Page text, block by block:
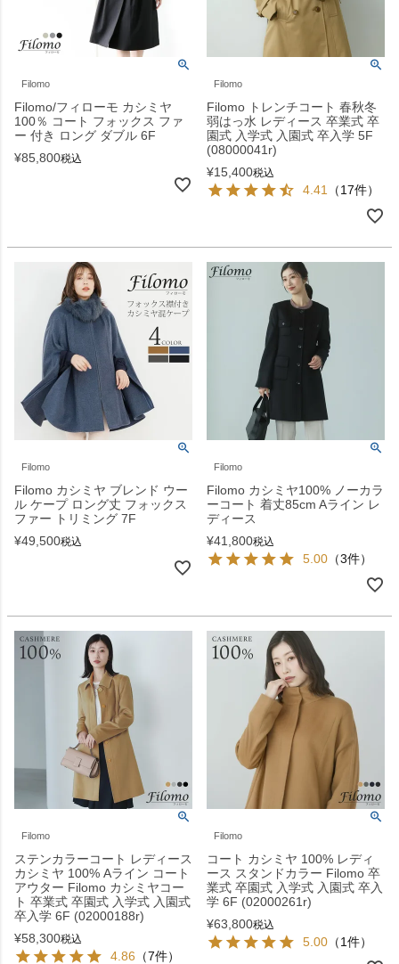
Filomo
Filomo/フィローモ カシミヤ
100％ コート フォックス ファ
ー 付き ロング ダブル 6F
¥85,800税込
Filomo
Filomo トレンチコート 春秋冬
弱はっ水 レディース 卒業式 卒
園式 入学式 入園式 卒入学 5F
(08000041r)
¥15,400税込
4.41 （17件）
Filomo
Filomo カシミヤ ブレンド ウー
ル ケープ ロング丈 フォックス
ファー トリミング 7F
¥49,500税込
Filomo
Filomo カシミヤ100% ノーカラ
ーコート 着丈85cm Aライン レ
ディース
¥41,800税込
5.00 （3件）
Filomo
ステンカラーコート レディース
カシミヤ 100% Aライン コート
アウター Filomo カシミヤコー
ト 卒業式 卒園式 入学式 入園式
卒入学 6F (02000188r)
¥58,300税込
4.86 （7件）
Filomo
コート カシミヤ 100% レディ
ース スタンドカラー Filomo 卒
業式 卒園式 入学式 入園式 卒入
学 6F (02000261r)
¥63,800税込
5.00 （1件）